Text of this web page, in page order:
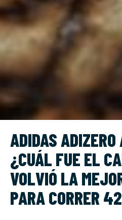
ADIDAS
¿CUÁL FUE EL
VOLVIÓ LA
PARA CORRER